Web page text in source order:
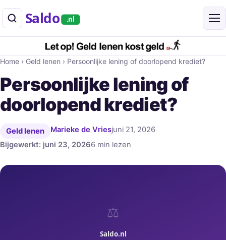
Saldo .nl
Home › Geld lenen › Persoonlijke lening of doorlopend krediet?
Persoonlijke lening of
doorlopend krediet?
Geld lenen Marieke de Vriesjuni 21, 2026
Bijgewerkt: juni 23, 20266 min lezen